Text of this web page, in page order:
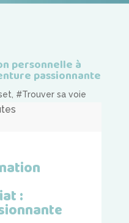
personnelle à
passionnante
, #Trouver sa voie
: